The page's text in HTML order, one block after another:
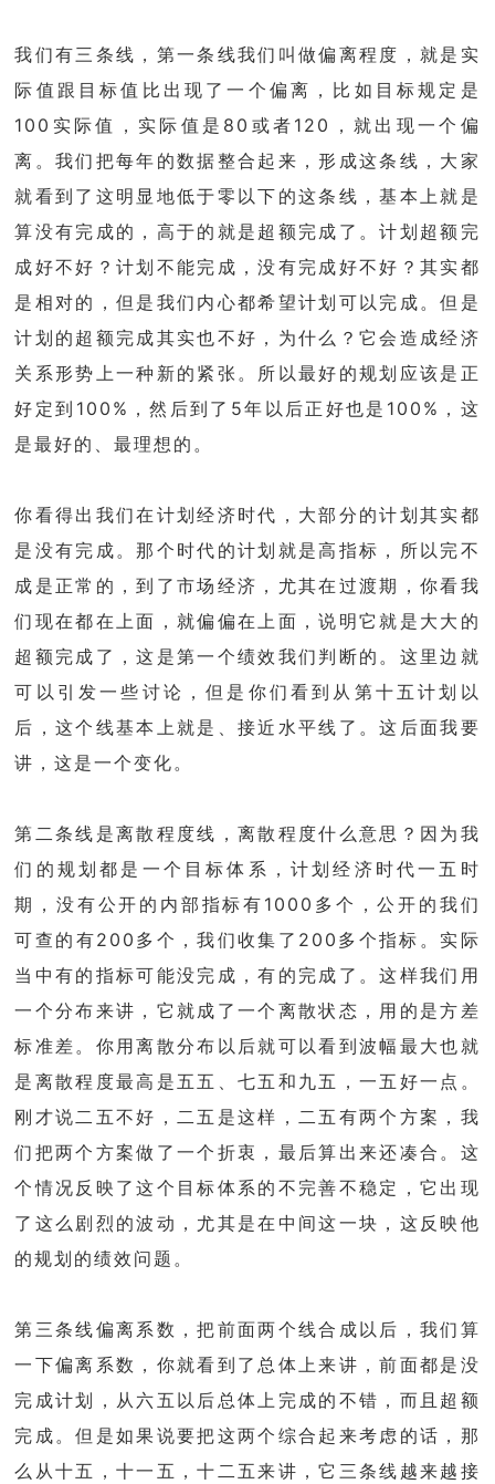
我们有三条线，第一条线我们叫做偏离程度，就是实
际值跟目标值比出现了一个偏离，比如目标规定是
100实际值，实际值是80或者120，就出现一个偏
离。我们把每年的数据整合起来，形成这条线，大家
就看到了这明显地低于零以下的这条线，基本上就是
算没有完成的，高于的就是超额完成了。计划超额完
成好不好？计划不能完成，没有完成好不好？其实都
是相对的，但是我们内心都希望计划可以完成。但是
计划的超额完成其实也不好，为什么？它会造成经济
关系形势上一种新的紧张。所以最好的规划应该是正
好定到100%，然后到了5年以后正好也是100%，这
是最好的、最理想的。
你看得出我们在计划经济时代，大部分的计划其实都
是没有完成。那个时代的计划就是高指标，所以完不
成是正常的，到了市场经济，尤其在过渡期，你看我
们现在都在上面，就偏偏在上面，说明它就是大大的
超额完成了，这是第一个绩效我们判断的。这里边就
可以引发一些讨论，但是你们看到从第十五计划以
后，这个线基本上就是、接近水平线了。这后面我要
讲，这是一个变化。
第二条线是离散程度线，离散程度什么意思？因为我
们的规划都是一个目标体系，计划经济时代一五时
期，没有公开的内部指标有1000多个，公开的我们
可查的有200多个，我们收集了200多个指标。实际
当中有的指标可能没完成，有的完成了。这样我们用
一个分布来讲，它就成了一个离散状态，用的是方差
标准差。你用离散分布以后就可以看到波幅最大也就
是离散程度最高是五五、七五和九五，一五好一点。
刚才说二五不好，二五是这样，二五有两个方案，我
们把两个方案做了一个折衷，最后算出来还凑合。这
个情况反映了这个目标体系的不完善不稳定，它出现
了这么剧烈的波动，尤其是在中间这一块，这反映他
的规划的绩效问题。
第三条线偏离系数，把前面两个线合成以后，我们算
一下偏离系数，你就看到了总体上来讲，前面都是没
完成计划，从六五以后总体上完成的不错，而且超额
完成。但是如果说要把这两个综合起来考虑的话，那
么从十五，十一五，十二五来讲，它三条线越来越接